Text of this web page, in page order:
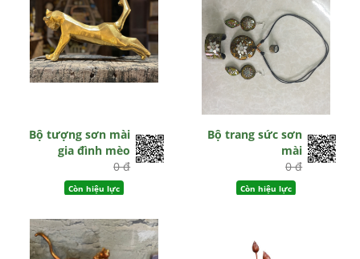
Bộ tượng sơn mài
gia đình mèo
0 đ
Còn hiệu lực
Bộ trang sức sơn
mài
0 đ
Còn hiệu lực